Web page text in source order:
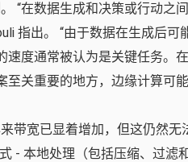
“在数据生成和决策或行动之
指出。 “由于数据在生成后
速度通常被认为是关键任务。
关重要的地方，边缘计算可
带宽已显着增加，但这仍然无
- 本地处理（包括压缩、过滤